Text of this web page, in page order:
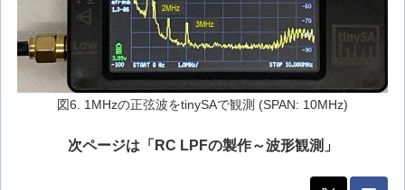
図6. 1MHzの正弦波をtinySAで観測 (SPAN: 10MHz)
次ページは「RC LPFの製作～波形観測」